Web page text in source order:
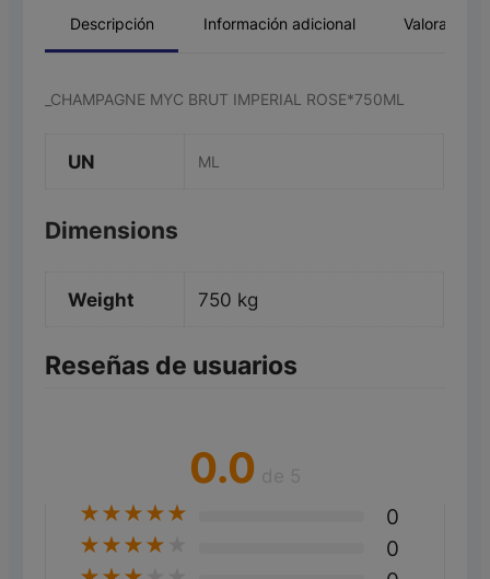
Descripción Información adicional
_CHAMPAGNE MYC BRUT IMPERIAL ROSE*750ML
UN ML
Dimensions
Weight 750 kg
Reseñas de usuarios
0.0
★★★★★ 0
★★★★ 0